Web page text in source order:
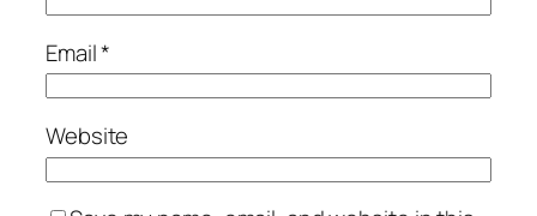
Email*
Website